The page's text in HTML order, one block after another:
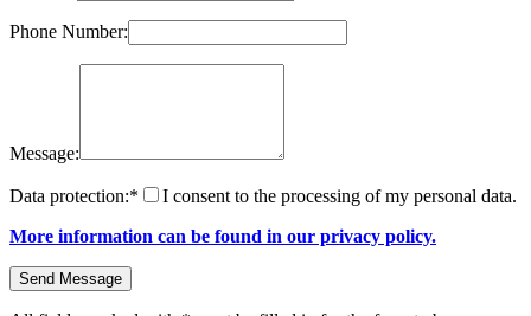
Phone Number:
Message:
Data protection:*
I consent to the processing of my personal data.
More information can be found in our privacy policy.